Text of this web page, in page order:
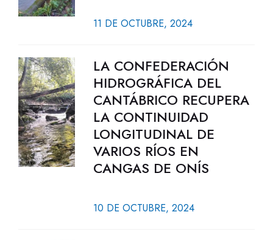
11 DE OCTUBRE, 2024
LA CONFEDERACIÓN
HIDROGRÁFICA DEL
CANTÁBRICO RECUPERA
LA CONTINUIDAD
LONGITUDINAL DE
VARIOS RÍOS EN
CANGAS DE ONÍS
10 DE OCTUBRE, 2024